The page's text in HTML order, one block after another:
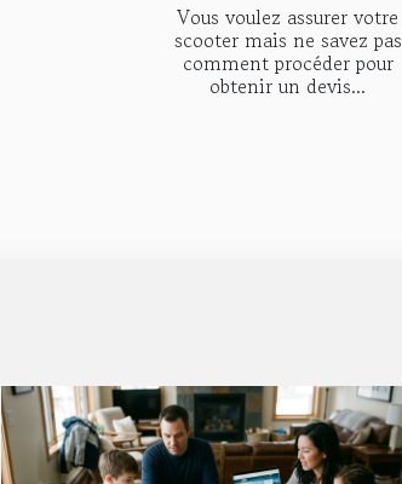
Vous voulez assurer votre
scooter mais ne savez pas
comment procéder pour
obtenir un devis...